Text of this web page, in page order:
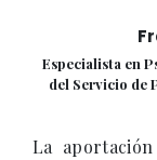
Especialista en
del Servicio de
La